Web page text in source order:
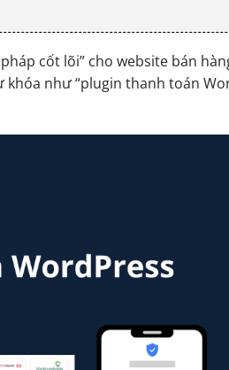
cốt lõi” cho website bán
như “plugin thanh toán